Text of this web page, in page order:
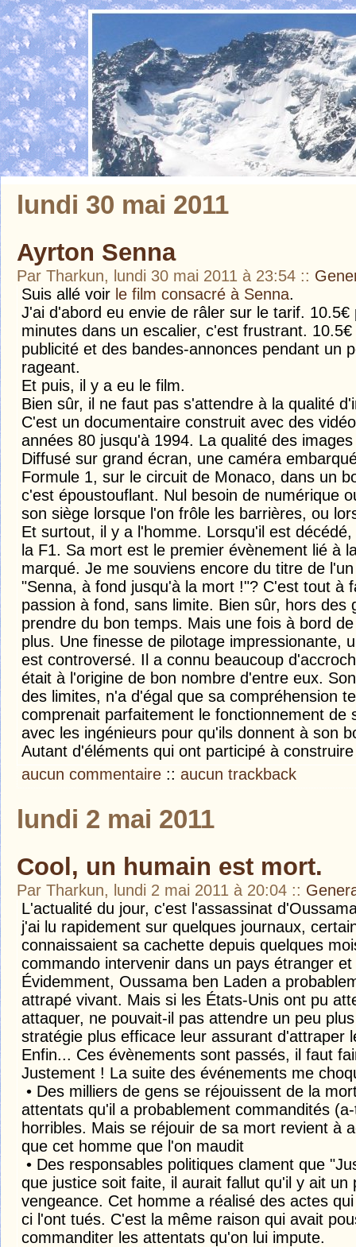
lundi 30 mai 2011
Ayrton Senna
Par Tharkun, lundi 30 mai 2011 à 23:54 ::
Suis allé voir le film consacré à Senna.
J'ai d'abord eu envie de râler sur le tarif.
minutes dans un escalier, c'est frustrant.
publicité et des bandes-annonces pendant un
rageant.
Et puis, il y a eu le film.
Bien sûr, il ne faut pas s'attendre à la qualité
C'est un documentaire construit avec des
années 80 jusqu'à 1994. La qualité des
Diffusé sur grand écran, une caméra
Formule 1, sur le circuit de Monaco, dans un
c'est époustouflant. Nul besoin de numérique
son siège lorsque l'on frôle les barrières, ou
Et surtout, il y a l'homme. Lorsqu'il est
la F1. Sa mort est le premier évènement lié à
marqué. Je me souviens encore du titre de
"Senna, à fond jusqu'à la mort !"? C'est tout à
passion à fond, sans limite. Bien sûr, hors des
prendre du bon temps. Mais une fois à bord
plus. Une finesse de pilotage impressionante,
est controversé. Il a connu beaucoup
était à l'origine de bon nombre d'entre eux.
des limites, n'a d'égal que sa compréhension
comprenait parfaitement le fonctionnement de
avec les ingénieurs pour qu'ils donnent à son
Autant d'éléments qui ont participé à
aucun commentaire :: aucun trackback
lundi 2 mai 2011
Cool, un humain est mort.
Par Tharkun, lundi 2 mai 2011 à 20:04 ::
L'actualité du jour, c'est l'assassinat
j'ai lu rapidement sur quelques journaux,
connaissaient sa cachette depuis quelques
commando intervenir dans un pays étranger
Évidemment, Oussama ben Laden a
attrapé vivant. Mais si les États-Unis ont pu
attaquer, ne pouvait-il pas attendre un peu
stratégie plus efficace leur assurant d'attraper
Enfin... Ces évènements sont passés, il faut
Justement ! La suite des événements me
• Des milliers de gens se réjouissent de la
attentats qu'il a probablement commandités
horribles. Mais se réjouir de sa mort revient à
que cet homme que l'on maudit
• Des responsables politiques clament que
que justice soit faite, il aurait fallut qu'il y ait
vengeance. Cet homme a réalisé des actes
ci l'ont tués. C'est la même raison qui avait
commanditer les attentats qu'on lui impute.